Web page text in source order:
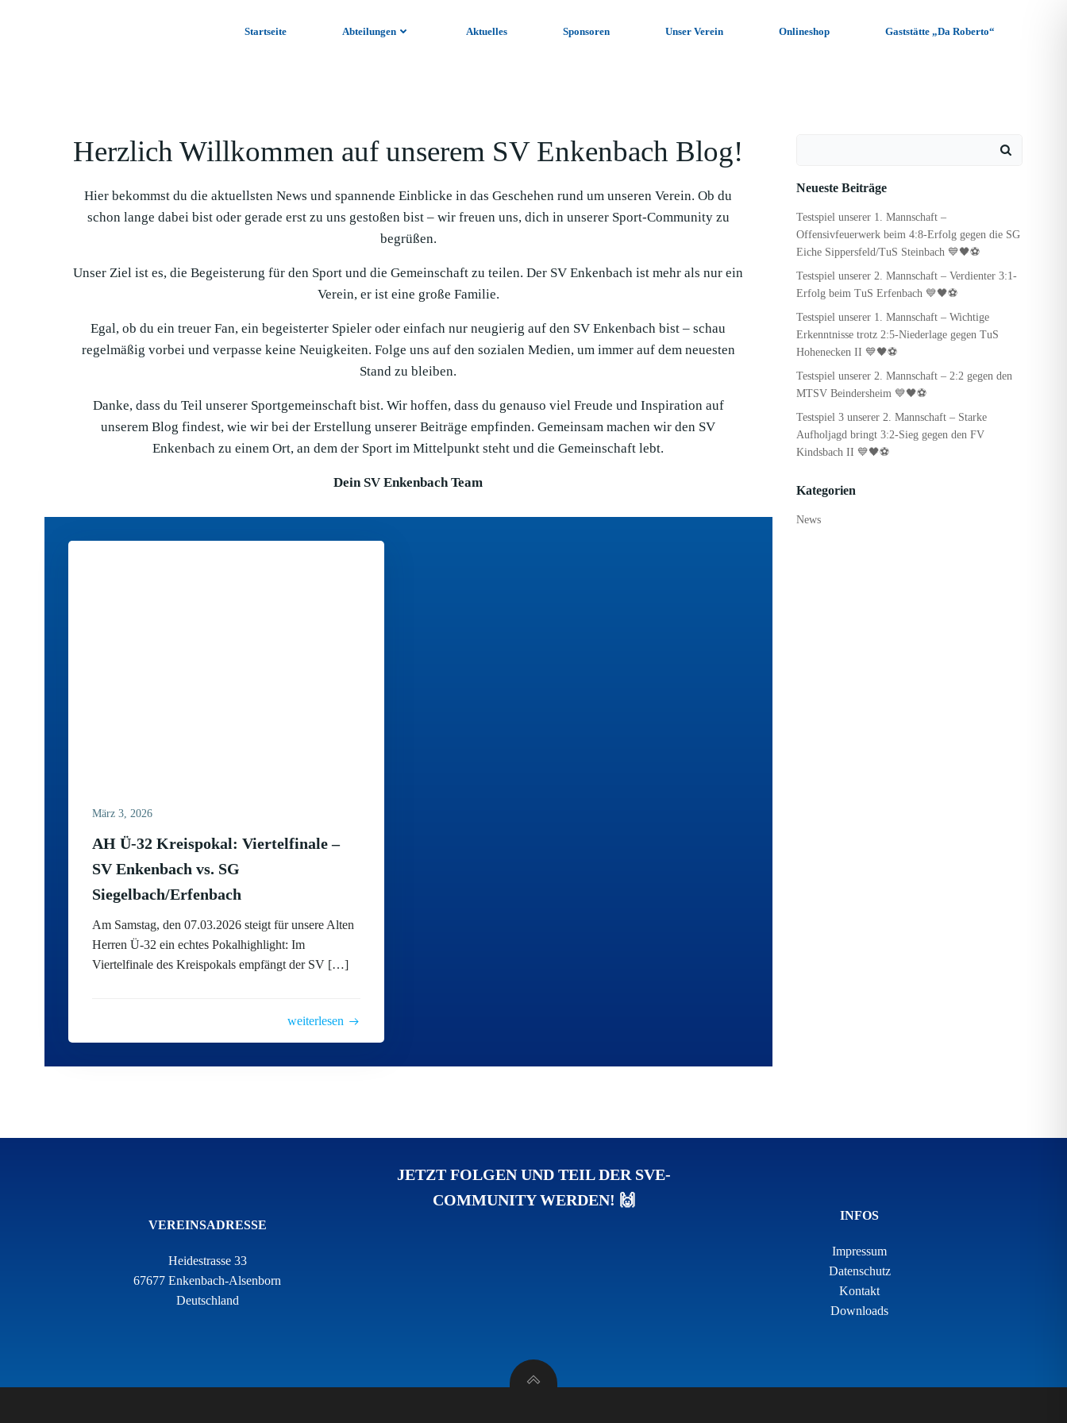
Startseite Abteilungen Aktuelles Sponsoren Unser Verein Onlineshop Gaststätte „Da Roberto“
Herzlich Willkommen auf unserem SV Enkenbach Blog!
Hier bekommst du die aktuellsten News und spannende Einblicke in das Geschehen rund um unseren Verein. Ob du
schon lange dabei bist oder gerade erst zu uns gestoßen bist – wir freuen uns, dich in unserer Sport-Community zu
begrüßen.
Unser Ziel ist es, die Begeisterung für den Sport und die Gemeinschaft zu teilen. Der SV Enkenbach ist mehr als nur ein
Verein, er ist eine große Familie.
Egal, ob du ein treuer Fan, ein begeisterter Spieler oder einfach nur neugierig auf den SV Enkenbach bist – schau
regelmäßig vorbei und verpasse keine Neuigkeiten. Folge uns auf den sozialen Medien, um immer auf dem neuesten
Stand zu bleiben.
Danke, dass du Teil unserer Sportgemeinschaft bist. Wir hoffen, dass du genauso viel Freude und Inspiration auf
unserem Blog findest, wie wir bei der Erstellung unserer Beiträge empfinden. Gemeinsam machen wir den SV
Enkenbach zu einem Ort, an dem der Sport im Mittelpunkt steht und die Gemeinschaft lebt.
Dein SV Enkenbach Team
März 3, 2026
AH Ü-32 Kreispokal: Viertelfinale –
SV Enkenbach vs. SG
Siegelbach/Erfenbach
Am Samstag, den 07.03.2026 steigt für unsere Alten
Herren Ü-32 ein echtes Pokalhighlight: Im
Viertelfinale des Kreispokals empfängt der SV […]
weiterlesen
Neueste Beiträge
Testspiel unserer 1. Mannschaft –
Offensivfeuerwerk beim 4:8-Erfolg gegen die SG
Eiche Sippersfeld/TuS Steinbach 💙🖤⚽
Testspiel unserer 2. Mannschaft – Verdienter 3:1-
Erfolg beim TuS Erfenbach 💙🖤⚽
Testspiel unserer 1. Mannschaft – Wichtige
Erkenntnisse trotz 2:5-Niederlage gegen TuS
Hohenecken II 💙🖤⚽
Testspiel unserer 2. Mannschaft – 2:2 gegen den
MTSV Beindersheim 💙🖤⚽
Testspiel 3 unserer 2. Mannschaft – Starke
Aufholjagd bringt 3:2-Sieg gegen den FV
Kindsbach II 💙🖤⚽
Kategorien
News
VEREINSADRESSE
Heidestrasse 33
67677 Enkenbach-Alsenborn
Deutschland
JETZT FOLGEN UND TEIL DER SVE-
COMMUNITY WERDEN! 🙌
INFOS
Impressum
Datenschutz
Kontakt
Downloads